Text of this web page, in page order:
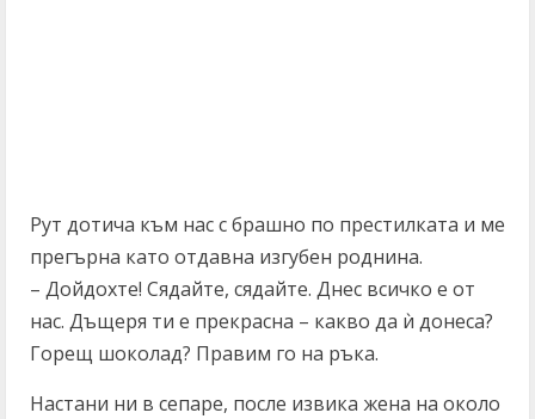
Рут дотича към нас с брашно по престилката и ме
прегърна като отдавна изгубен роднина.
– Дойдохте! Сядайте, сядайте. Днес всичко е от
нас. Дъщеря ти е прекрасна – какво да ѝ донеса?
Горещ шоколад? Правим го на ръка.
Настани ни в сепаре, после извика жена на около